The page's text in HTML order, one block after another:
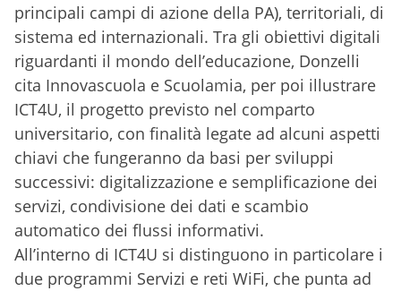
principali campi di azione della PA), territoriali, di
sistema ed internazionali. Tra gli obiettivi digitali
riguardanti il mondo dell’educazione, Donzelli
cita Innovascuola e Scuolamia, per poi illustrare
ICT4U, il progetto previsto nel comparto
universitario, con finalità legate ad alcuni aspetti
chiavi che fungeranno da basi per sviluppi
successivi: digitalizzazione e semplificazione dei
servizi, condivisione dei dati e scambio
automatico dei flussi informativi.
All’interno di ICT4U si distinguono in particolare i
due programmi Servizi e reti WiFi, che punta ad